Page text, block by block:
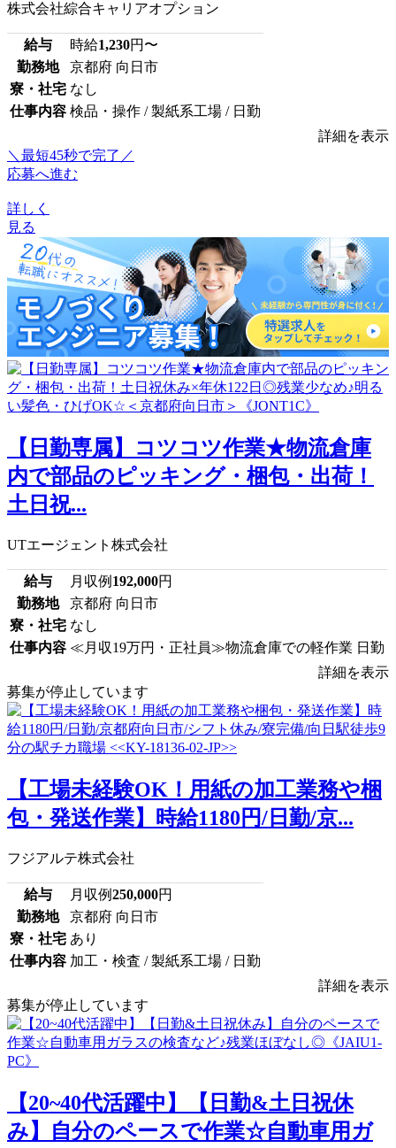
株式会社綜合キャリアオプション
給与 時給1,230円〜
勤務地
京都府 向日市
寮・社宅 なし
仕事内容 検品・操作 / 製紙系工場 / 日勤
詳細を表示
＼最短45秒で完了／
応募へ進む
詳しく
見る
【日勤専属】コツコツ作業★物流倉庫
内で部品のピッキング・梱包・出荷！
土日祝...
UTエージェント株式会社
給与 月収例 192,000円
勤務地
京都府 向日市
寮・社宅 なし
仕事内容 ≪月収19万円・正社員≫物流倉庫での軽作業 日勤
詳細を表示
募集が停止しています
【工場未経験OK！用紙の加工業務や梱
包・発送作業】時給1180円/日勤/京...
フジアルテ株式会社
給与 月収例250,000円
勤務地
京都府 向日市
寮・社宅 あり
仕事内容 加工・検査 / 製紙系工場 / 日勤
詳細を表示
募集が停止しています
【20~40代活躍中】【日勤&土日祝休
み】自分のペースで作業☆自動車用ガ